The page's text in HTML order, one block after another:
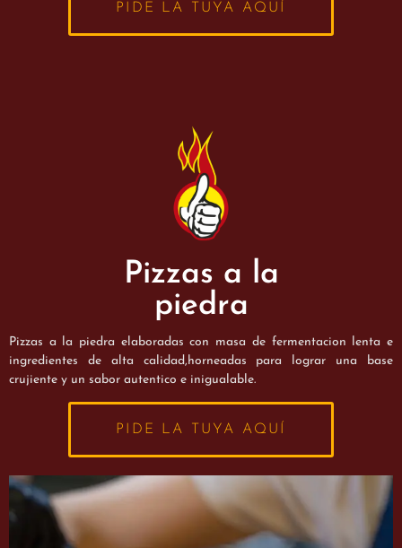
PIDE LA TUYA AQUÍ
Pizzas a la
piedra
Pizzas a la piedra elaboradas con masa de fermentacion lenta e
ingredientes de alta calidad,horneadas para lograr una base
crujiente y un sabor autentico e inigualable.
PIDE LA TUYA AQUÍ